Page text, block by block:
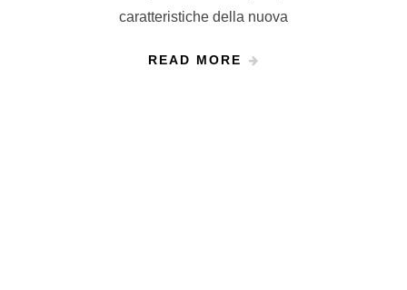
caratteristiche della nuova
READ MORE